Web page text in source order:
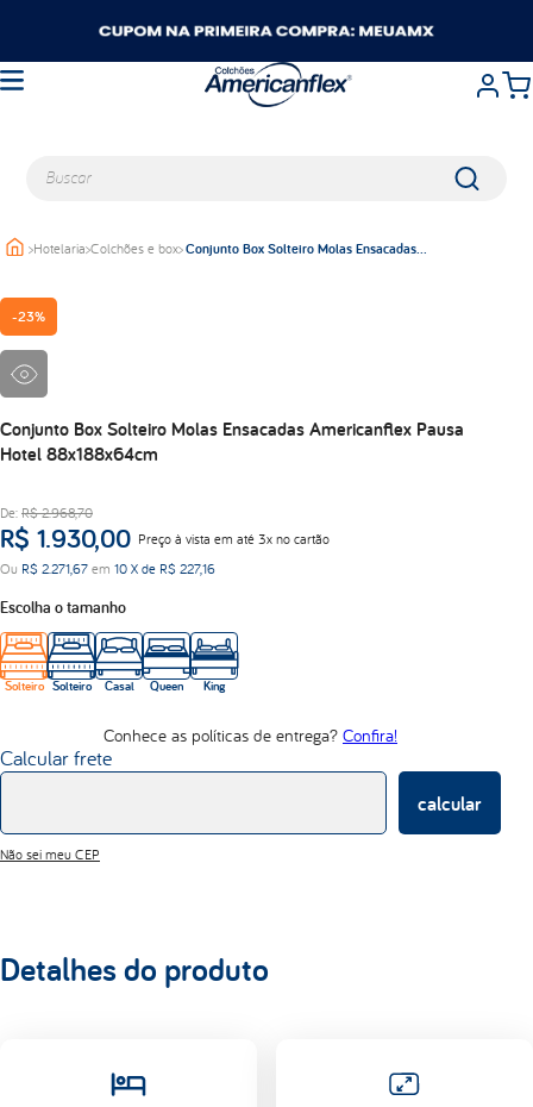
Buscar
>Hotelaria>Colchões e box>Conjunto Box Solteiro Molas Ensacadas
-23%
Conjunto Box Solteiro Molas Ensacadas Americanflex Pausa
Hotel 88x188x64cm
De: R$ 2.968,70
R$ 1.930,00 Preço à vista em até 3x no cartão
Ou R$ 2.271,67 em 10 X de R$ 227,16
Escolha o tamanho
Solteiro Solteiro Casal Queen King
Conhece as políticas de entrega? Confira!
Calcular frete
calcular
Não sei meu CEP
Detalhes do produto
TERMOS MAIS BUSCADOS
travesseiros
balance
lumi
abrace